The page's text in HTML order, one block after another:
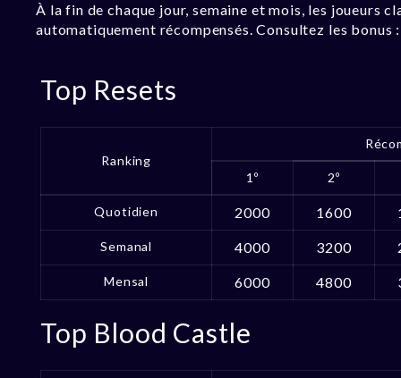
À la fin de chaque jour, semaine et mois, les joueurs
automatiquement récompensés. Consultez les bonus :
Top Resets
Ranking
1º 2º
Quotidien 2000 1600
Semanal 4000 3200
Mensal 6000 4800
Top Blood Castle